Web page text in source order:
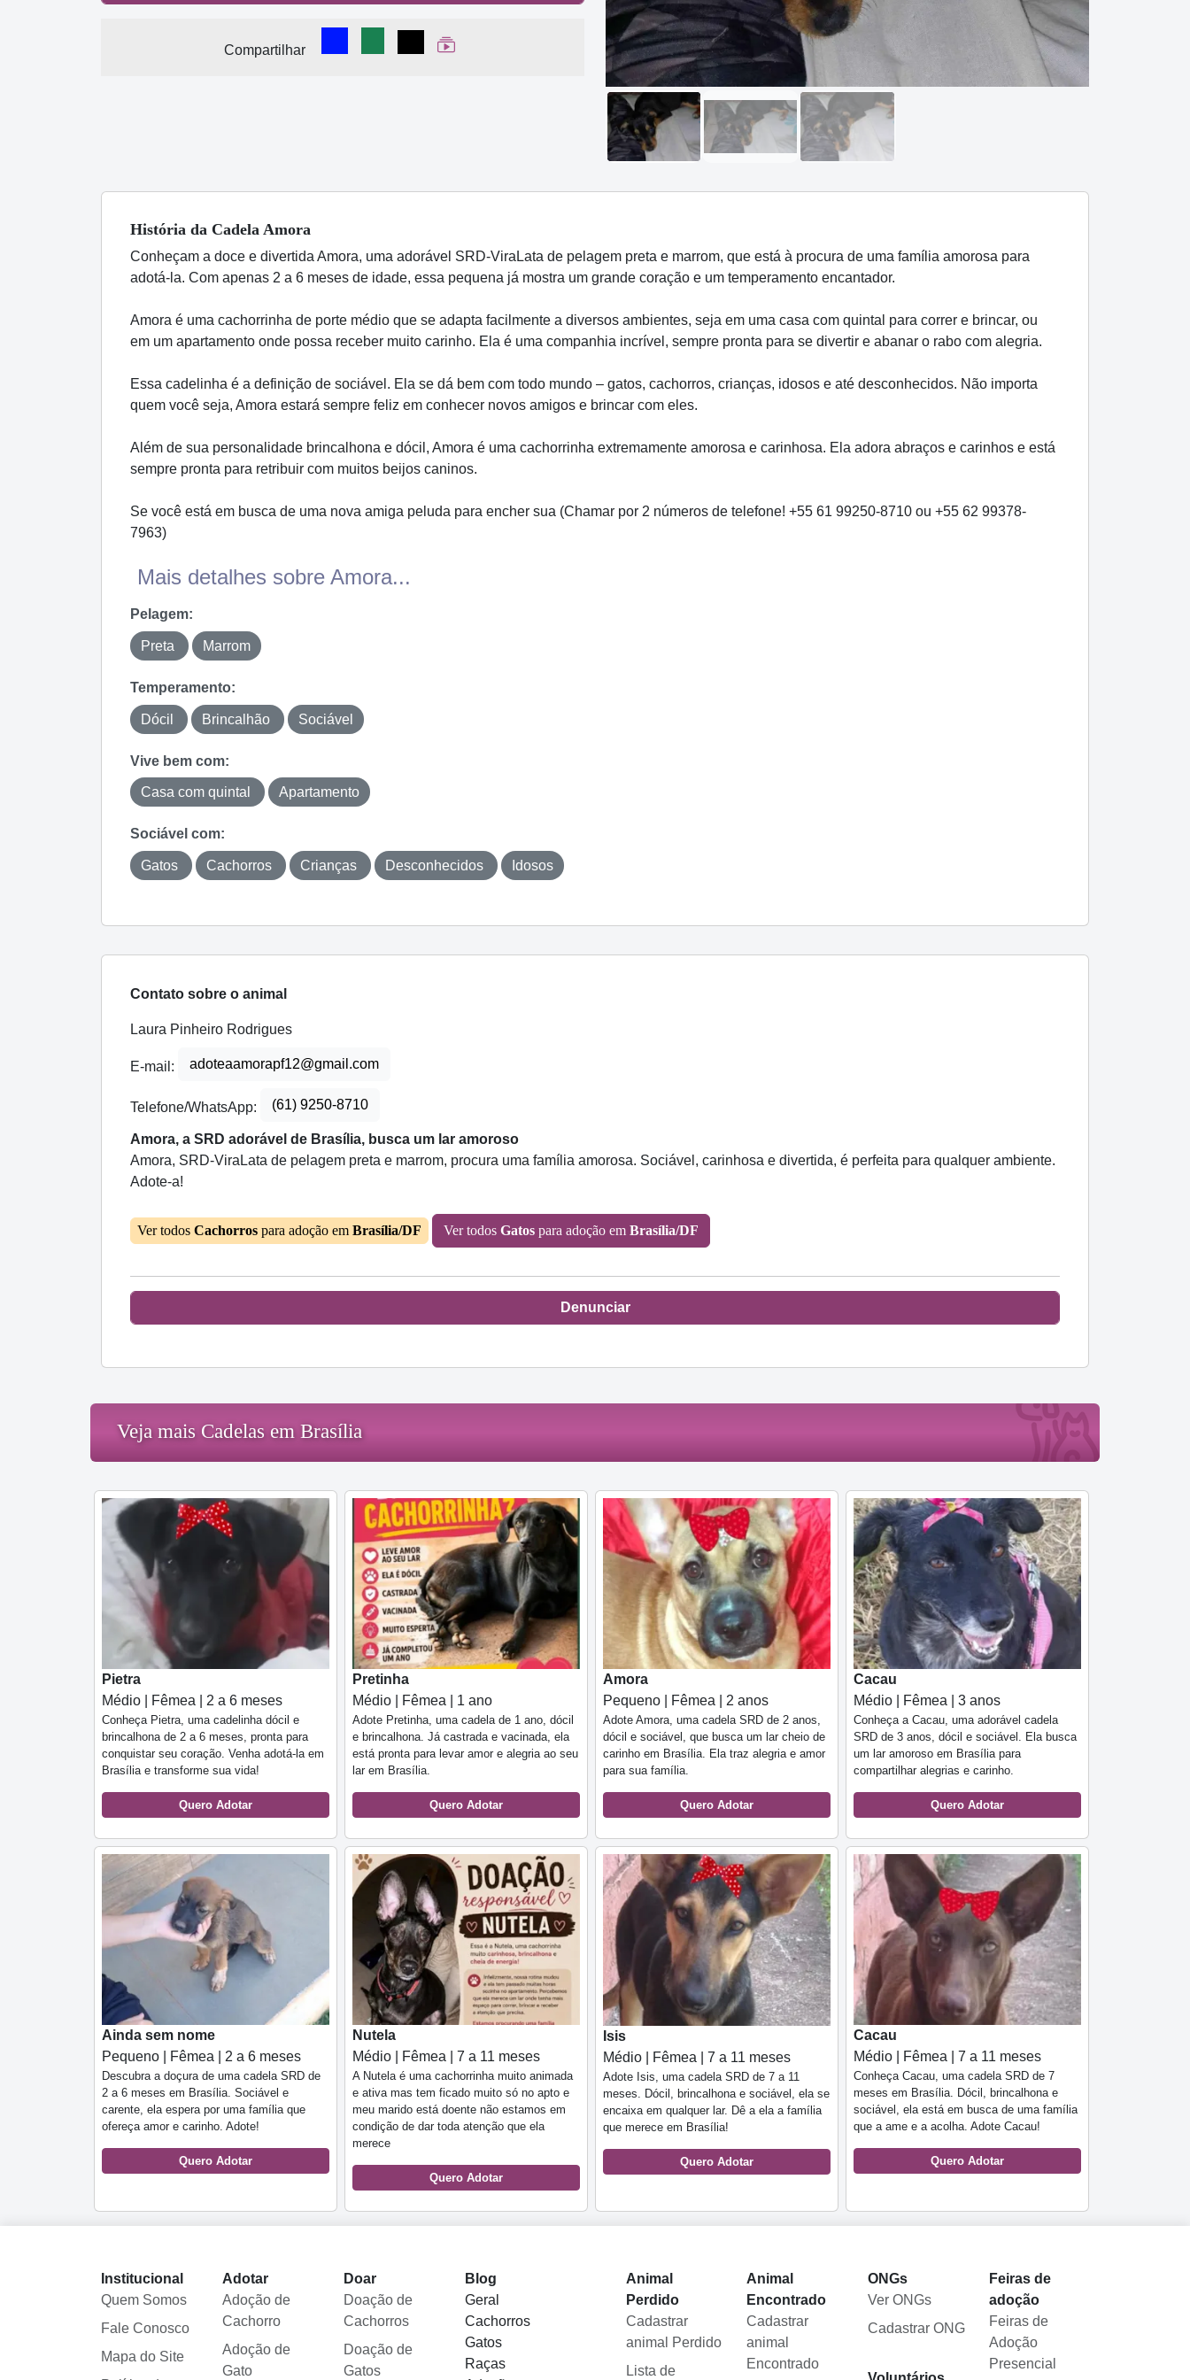
Compartilhar
Compartilhar no Facebook
Compartilhar no WhatsApp
Compartilhar
Ver Web Story
História da Cadela Amora
Conheçam a doce e divertida Amora, uma adorável SRD-ViraLata de pelagem preta e marrom, que está à procura de uma família amorosa para
adotá-la. Com apenas 2 a 6 meses de idade, essa pequena já mostra um grande coração e um temperamento encantador.
Amora é uma cachorrinha de porte médio que se adapta facilmente a diversos ambientes, seja em uma casa com quintal para correr e brincar, ou
em um apartamento onde possa receber muito carinho. Ela é uma companhia incrível, sempre pronta para se divertir e abanar o rabo com alegria.
Essa cadelinha é a definição de sociável. Ela se dá bem com todo mundo – gatos, cachorros, crianças, idosos e até desconhecidos. Não importa
quem você seja, Amora estará sempre feliz em conhecer novos amigos e brincar com eles.
Além de sua personalidade brincalhona e dócil, Amora é uma cachorrinha extremamente amorosa e carinhosa. Ela adora abraços e carinhos e está
sempre pronta para retribuir com muitos beijos caninos.
Se você está em busca de uma nova amiga peluda para encher sua (Chamar por 2 números de telefone! +55 61 99250-8710 ou +55 62 99378-
7963)
Mais detalhes sobre Amora...
Pelagem:
Preta Marrom
Temperamento:
Dócil Brincalhão Sociável
Vive bem com:
Casa com quintal Apartamento
Sociável com:
Gatos Cachorros Crianças Desconhecidos Idosos
Contato sobre o animal
Laura Pinheiro Rodrigues
E-mail: adoteaamorapf12@gmail.com
Telefone/WhatsApp: (61) 9250-8710
Amora, a SRD adorável de Brasília, busca um lar amoroso
Amora, SRD-ViraLata de pelagem preta e marrom, procura uma família amorosa. Sociável, carinhosa e divertida, é perfeita para qualquer ambiente.
Adote-a!
Ver todos Cachorros para adoção em Brasília/DF Ver todos Gatos para adoção em Brasília/DF
Denunciar
Veja mais Cadelas em Brasília
Pietra
Médio | Fêmea | 2 a 6 meses
Conheça Pietra, uma cadelinha dócil e
brincalhona de 2 a 6 meses, pronta para
conquistar seu coração. Venha adotá-la em
Brasília e transforme sua vida!
Quero Adotar
Pretinha
Médio | Fêmea | 1 ano
Adote Pretinha, uma cadela de 1 ano, dócil
e brincalhona. Já castrada e vacinada, ela
está pronta para levar amor e alegria ao seu
lar em Brasília.
Quero Adotar
Amora
Pequeno | Fêmea | 2 anos
Adote Amora, uma cadela SRD de 2 anos,
dócil e sociável, que busca um lar cheio de
carinho em Brasília. Ela traz alegria e amor
para sua família.
Quero Adotar
Cacau
Médio | Fêmea | 3 anos
Conheça a Cacau, uma adorável cadela
SRD de 3 anos, dócil e sociável. Ela busca
um lar amoroso em Brasília para
compartilhar alegrias e carinho.
Quero Adotar
Ainda sem nome
Pequeno | Fêmea | 2 a 6 meses
Descubra a doçura de uma cadela SRD de
2 a 6 meses em Brasília. Sociável e
carente, ela espera por uma família que
ofereça amor e carinho. Adote!
Quero Adotar
Nutela
Médio | Fêmea | 7 a 11 meses
A Nutela é uma cachorrinha muito animada
e ativa mas tem ficado muito só no apto e
meu marido está doente não estamos em
condição de dar toda atenção que ela
merece
Quero Adotar
Isis
Médio | Fêmea | 7 a 11 meses
Adote Isis, uma cadela SRD de 7 a 11
meses. Dócil, brincalhona e sociável, ela se
encaixa em qualquer lar. Dê a ela a família
que merece em Brasília!
Quero Adotar
Cacau
Médio | Fêmea | 7 a 11 meses
Conheça Cacau, uma cadela SRD de 7
meses em Brasília. Dócil, brincalhona e
sociável, ela está em busca de uma família
que a ame e a acolha. Adote Cacau!
Quero Adotar
Institucional
Quem Somos
Fale Conosco
Mapa do Site
Adotar
Adoção de
Cachorro
Adoção de
Gato
Doar
Doação de
Cachorros
Doação de
Gatos
Blog
Geral
Cachorros
Gatos
Raças
Animal
Perdido
Cadastrar
animal Perdido
Lista de
Animal
Encontrado
Cadastrar
animal
Encontrado
ONGs
Ver ONGs
Cadastrar ONG
Feiras de
adoção
Feiras de
Adoção
Presencial